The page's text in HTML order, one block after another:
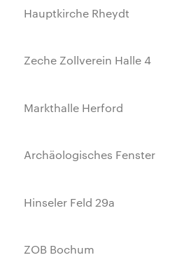
Hauptkirche Rheydt
Zeche Zollverein Halle 4
Markthalle Herford
Archäologisches Fenster
Hinseler Feld 29a
ZOB Bochum